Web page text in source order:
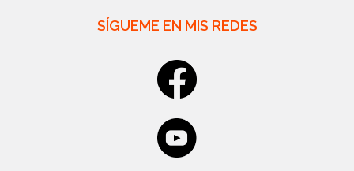
SÍGUEME EN MIS REDES